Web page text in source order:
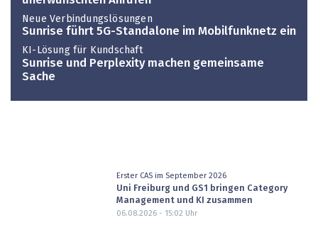
Neue Verbindungslösungen
Sunrise führt 5G-Standalone im Mobilfunknetz ein
KI-Lösung für Kundschaft
Sunrise und Perplexity machen gemeinsame
Sache
Erster CAS im September 2026
Uni Freiburg und GS1 bringen Category
Management und KI zusammen
06.08.2026 - 15:02 Uhr